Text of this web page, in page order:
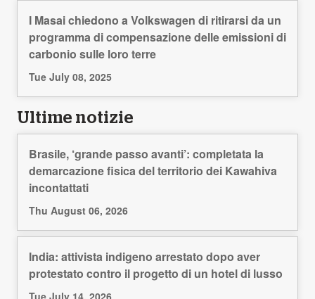
I Masai chiedono a Volkswagen di ritirarsi da un
programma di compensazione delle emissioni di
carbonio sulle loro terre
Tue July 08, 2025
Ultime notizie
Brasile, ‘grande passo avanti’: completata la
demarcazione fisica del territorio dei Kawahiva
incontattati
Thu August 06, 2026
India: attivista indigeno arrestato dopo aver
protestato contro il progetto di un hotel di lusso
Tue July 14, 2026